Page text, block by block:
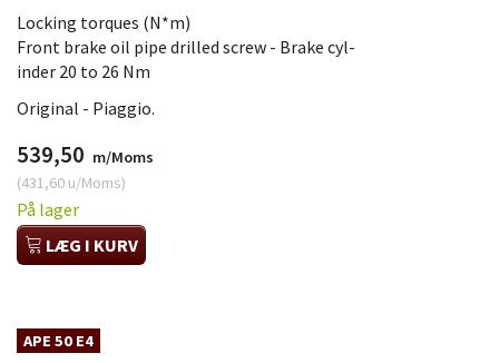
Locking torques (N*m)
Front brake oil pipe drilled screw - Brake cyl-
inder 20 to 26 Nm
Original - Piaggio.
539,50 m/Moms
(431,60 u/Moms)
På lager
LÆG I KURV
APE 50 E4